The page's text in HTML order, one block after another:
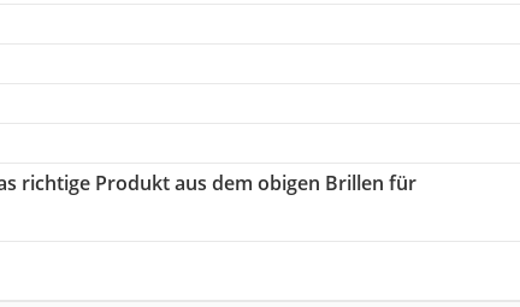
richtige Produkt aus dem obigen Brillen für